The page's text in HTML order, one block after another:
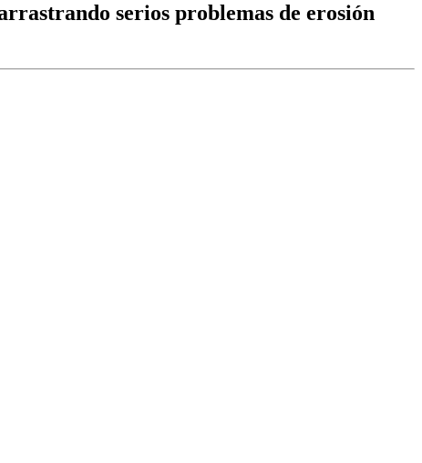
serios problemas de erosión